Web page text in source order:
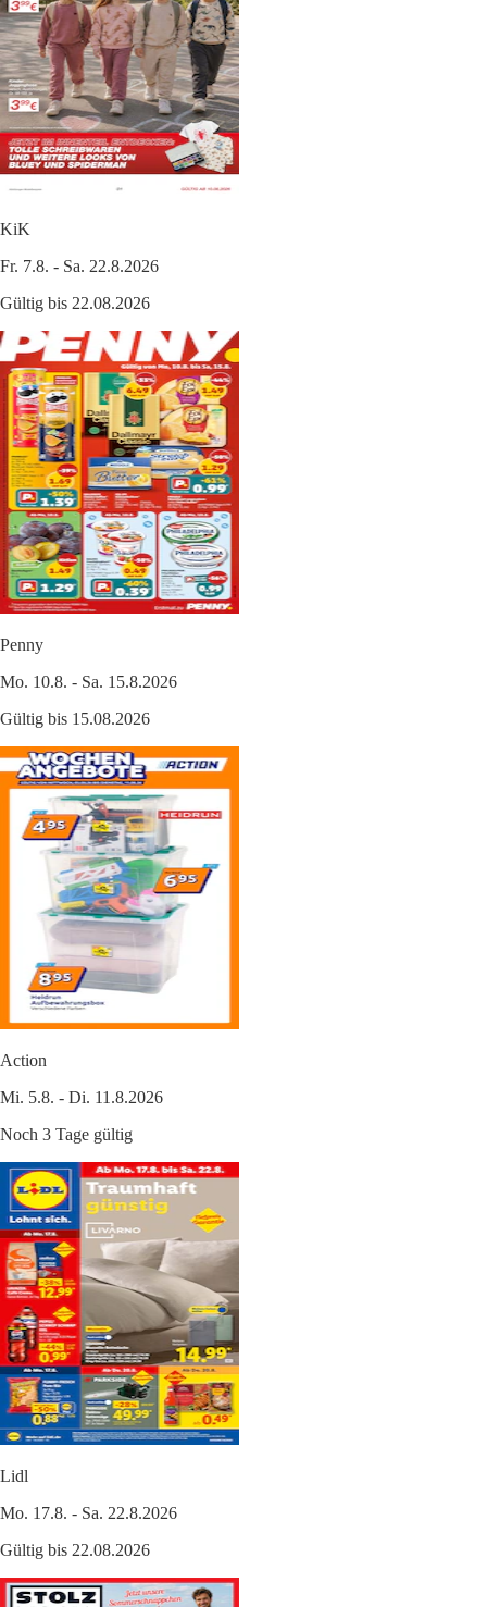
KiK
Fr. 7.8. - Sa. 22.8.2026
Gültig bis 22.08.2026
Penny
Mo. 10.8. - Sa. 15.8.2026
Gültig bis 15.08.2026
Action
Mi. 5.8. - Di. 11.8.2026
Noch 3 Tage gültig
Lidl
Mo. 17.8. - Sa. 22.8.2026
Gültig bis 22.08.2026